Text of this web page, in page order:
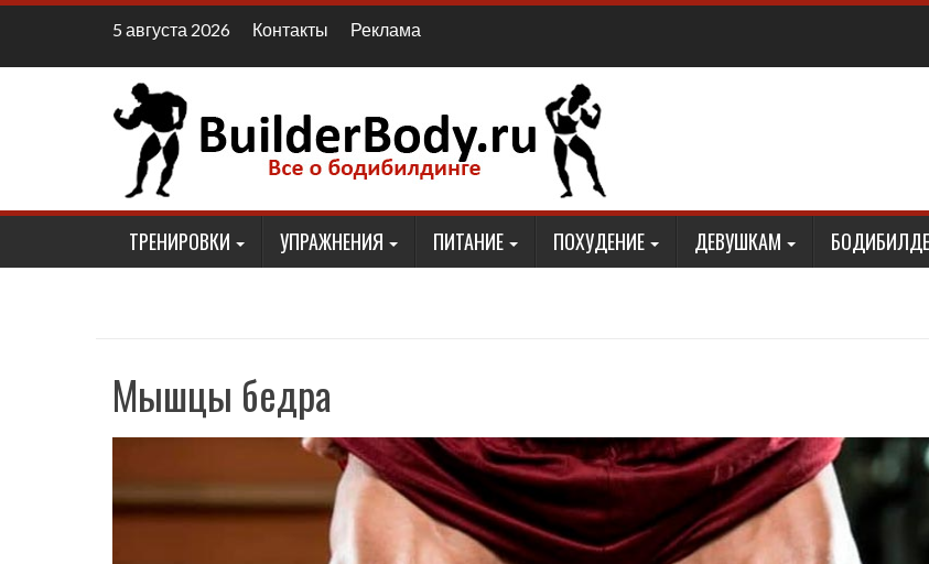
Наверх
5 августа 2026 Контакты Реклама
ТРЕНИРОВКИ УПРАЖНЕНИЯ ПИТАНИЕ ПОХУДЕНИЕ ДЕВУШКАМ
Мышцы бедра